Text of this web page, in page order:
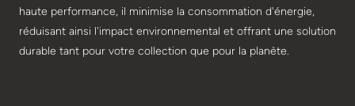
haute performance, il minimise la consommation d'énergie,
réduisant ainsi l'impact environnemental et offrant une solution
durable tant pour votre collection que pour la planète.